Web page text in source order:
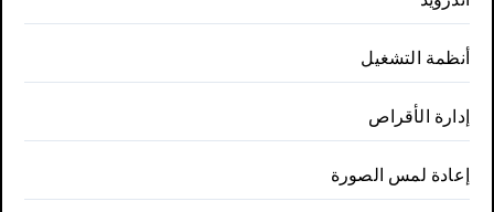
أنظمة التشغيل
إدارة الأقراص
إعادة لمس الصورة